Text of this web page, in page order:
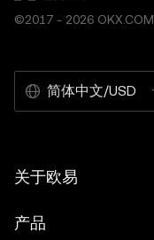
©2017 - 2026 OKX.COM
简体中文/USD
关于欧易
产品